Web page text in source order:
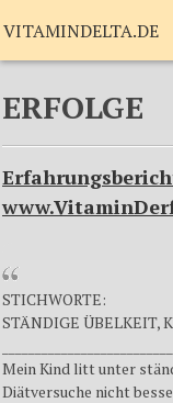
ERFOLGE
STICHWORTE:
STÄNDIGE ÜBELKEIT,
Mein Kind litt unter
Diätversuche nicht
VITAMINDELTA.DE